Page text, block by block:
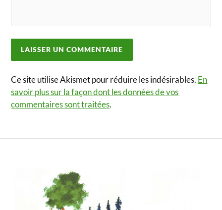
Ce site utilise Akismet pour réduire les indésirables. En
savoir plus sur la façon dont les données de vos
commentaires sont traitées.